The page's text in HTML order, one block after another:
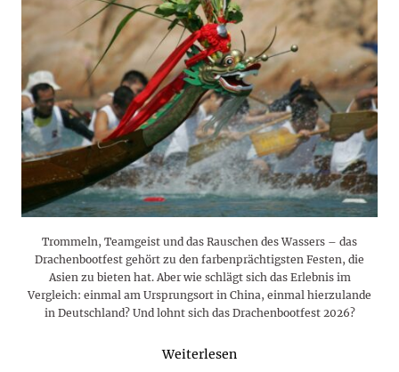
Trommeln, Teamgeist und das Rauschen des Wassers – das
Drachenbootfest gehört zu den farbenprächtigsten Festen, die
Asien zu bieten hat. Aber wie schlägt sich das Erlebnis im
Vergleich: einmal am Ursprungsort in China, einmal hierzulande
in Deutschland? Und lohnt sich das Drachenbootfest 2026?
Weiterlesen